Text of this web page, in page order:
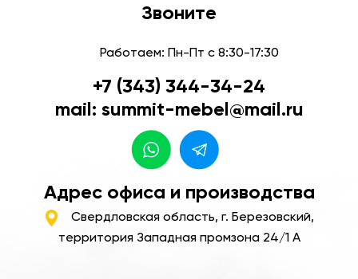
Звоните
Работаем: Пн-Пт с 8:30-17:30
+7 (343) 344-34-24
mail: summit-mebel@mail.ru
Адрес офиса и производства
Свердловская область, г. Березовский,
территория Западная промзона 24/1 А